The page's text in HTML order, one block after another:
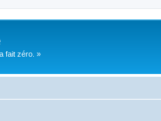
fait zéro. »